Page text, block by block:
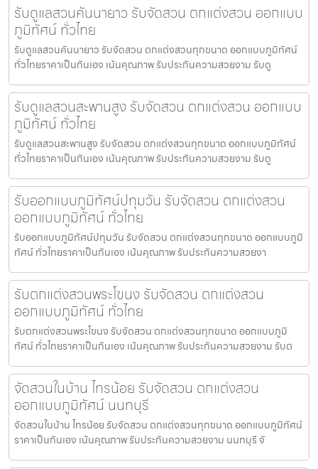
รับดูแลสวนคันนายาว รับจัดสวน ตกแต่งสวน ออกแบบ
ภูมิทัศน์ ทั่วไทย
รับดูแลสวนคันนายาว รับจัดสวน ตกแต่งสวนทุกขนาด ออกแบบภูมิทัศน์
ทั่วไทยราคาเป็นกันเอง เน้นคุณภาพ รับประกันความสวยงาม รับดู
รับดูแลสวนสะพานสูง รับจัดสวน ตกแต่งสวน ออกแบบ
ภูมิทัศน์ ทั่วไทย
รับดูแลสวนสะพานสูง รับจัดสวน ตกแต่งสวนทุกขนาด ออกแบบภูมิทัศน์
ทั่วไทยราคาเป็นกันเอง เน้นคุณภาพ รับประกันความสวยงาม รับดู
รับออกแบบภูมิทัศน์ปทุมวัน รับจัดสวน ตกแต่งสวน
ออกแบบภูมิทัศน์ ทั่วไทย
รับออกแบบภูมิทัศน์ปทุมวัน รับจัดสวน ตกแต่งสวนทุกขนาด ออกแบบภูมิ
ทัศน์ ทั่วไทยราคาเป็นกันเอง เน้นคุณภาพ รับประกันความสวยงา
รับตกแต่งสวนพระโขนง รับจัดสวน ตกแต่งสวน
ออกแบบภูมิทัศน์ ทั่วไทย
รับตกแต่งสวนพระโขนง รับจัดสวน ตกแต่งสวนทุกขนาด ออกแบบภูมิ
ทัศน์ ทั่วไทยราคาเป็นกันเอง เน้นคุณภาพ รับประกันความสวยงาม รับต
จัดสวนในบ้าน ไทรน้อย รับจัดสวน ตกแต่งสวน
ออกแบบภูมิทัศน์ นนทบุรี
จัดสวนในบ้าน ไทรน้อย รับจัดสวน ตกแต่งสวนทุกขนาด ออกแบบภูมิทัศน์
ราคาเป็นกันเอง เน้นคุณภาพ รับประกันความสวยงาม นนทบุรี จั